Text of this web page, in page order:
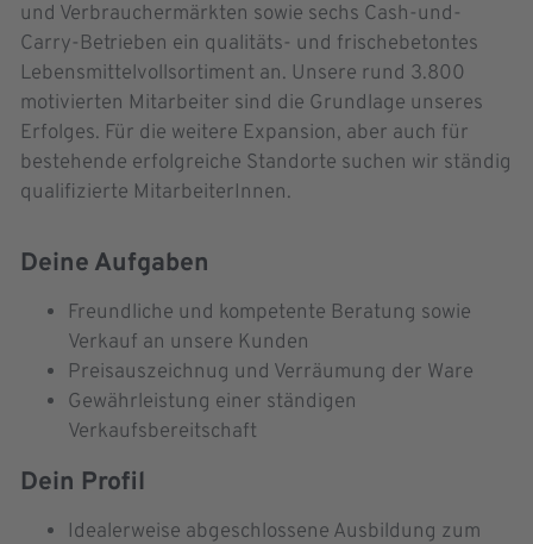
und Verbrauchermärkten sowie sechs Cash-und-
Carry-Betrieben ein qualitäts- und frischebetontes
Lebensmittelvollsortiment an. Unsere rund 3.800
motivierten Mitarbeiter sind die Grundlage unseres
Erfolges. Für die weitere Expansion, aber auch für
bestehende erfolgreiche Standorte suchen wir ständig
qualifizierte MitarbeiterInnen.
Deine Aufgaben
Freundliche und kompetente Beratung sowie
Verkauf an unsere Kunden
Preisauszeichnug und Verräumung der Ware
Gewährleistung einer ständigen
Verkaufsbereitschaft
Dein Profil
Idealerweise abgeschlossene Ausbildung zum